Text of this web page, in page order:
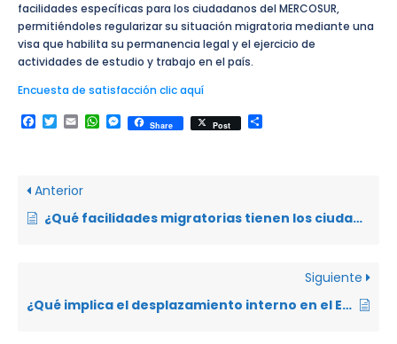
facilidades específicas para los ciudadanos del MERCOSUR,
permitiéndoles regularizar su situación migratoria mediante una
visa que habilita su permanencia legal y el ejercicio de
actividades de estudio y trabajo en el país.
Encuesta de satisfacción clic aquí
Facebook
Twitter
EmailWhatsApp
Messenger
Share Post
Anterior
¿Qué facilidades migratorias tienen los ciudadanos de países miembros del MERCOSUR en el Ecuador y qué actividades les permite realizar la visa correspondiente?
Siguiente
¿Qué implica el desplazamiento interno en el Ecuador y cuáles son las obligaciones del Estado frente a las personas desplazadas internas?